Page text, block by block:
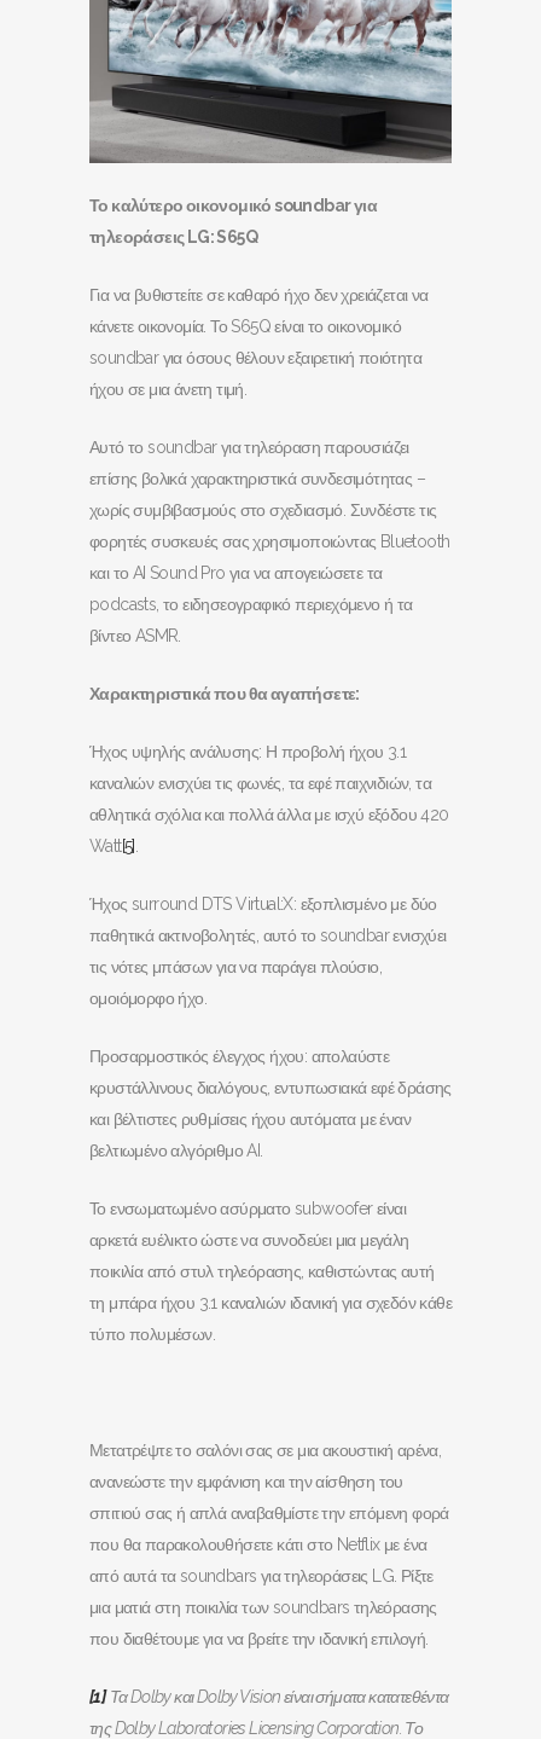
Το καλύτερο οικονομικό soundbarγια
τηλεοράσεις LG: S65Q
Για να βυθιστείτε σε καθαρό ήχο δεν χρειάζεται να
κάνετε οικονομία. Το S65Q είναι το οικονομικό
soundbar για όσους θέλουν εξαιρετική ποιότητα
ήχου σε μια άνετη τιμή.
Αυτό το soundbar για τηλεόραση παρουσιάζει
επίσης βολικά χαρακτηριστικά συνδεσιμότητας –
χωρίς συμβιβασμούς στο σχεδιασμό. Συνδέστε τις
φορητές συσκευές σας χρησιμοποιώντας Bluetooth
και το AI Sound Pro για να απογειώσετε τα
podcasts, το ειδησεογραφικό περιεχόμενο ή τα
βίντεο ASMR.
Χαρακτηριστικά που θα αγαπήσετε:
Ήχος υψηλής ανάλυσης: Η προβολή ήχου 3.1
καναλιών ενισχύει τις φωνές, τα εφέ παιχνιδιών, τα
αθλητικά σχόλια και πολλά άλλα με ισχύ εξόδου 420
Watt[5]
Ήχος surround DTS Virtual:X: εξοπλισμένο με δύο
παθητικά ακτινοβολητές, αυτό το soundbar ενισχύει
τις νότες μπάσων για να παράγει πλούσιο,
ομοιόμορφο ήχο.
Προσαρμοστικός έλεγχος ήχου: απολαύστε
κρυστάλλινους διαλόγους, εντυπωσιακά εφέ δράσης
και βέλτιστες ρυθμίσεις ήχου αυτόματα με έναν
βελτιωμένο αλγόριθμο AI.
Το ενσωματωμένο ασύρματο subwoofer είναι
αρκετά ευέλικτο ώστε να συνοδεύει μια μεγάλη
ποικιλία από στυλ τηλεόρασης, καθιστώντας αυτή
τη μπάρα ήχου 3.1 καναλιών ιδανική για σχεδόν κάθε
τύπο πολυμέσων.
Μετατρέψτε το σαλόνι σας σε μια ακουστική αρένα,
ανανεώστε την εμφάνιση και την αίσθηση του
σπιτιού σας ή απλά αναβαθμίστε την επόμενη φορά
που θα παρακολουθήσετε κάτι στο Netflix με ένα
από αυτά τα soundbars για τηλεοράσεις LG. Ρίξτε
μια ματιά στη ποικιλία των soundbars τηλεόρασης
που διαθέτουμε για να βρείτε την ιδανική επιλογή.
[1] Τα Dolby και Dolby Vision είναι σήματα κατατεθέντα
της Dolby Laboratories Licensing Corporation. Το